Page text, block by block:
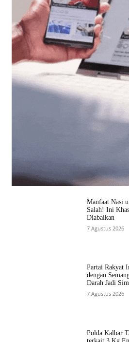
Manfaat Nasi
Salah! Ini
Diabaikan
7 Agustus 2026
Partai Rakyat
dengan
Darah Jadi
7 Agustus 2026
Polda Kalbar